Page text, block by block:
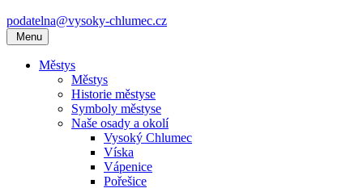
podatelna@vysoky-chlumec.cz
Menu
Městys
Městys
Historie městyse
Symboly městyse
Naše osady a okolí
Vysoký Chlumec
Víska
Vápenice
Pořešice